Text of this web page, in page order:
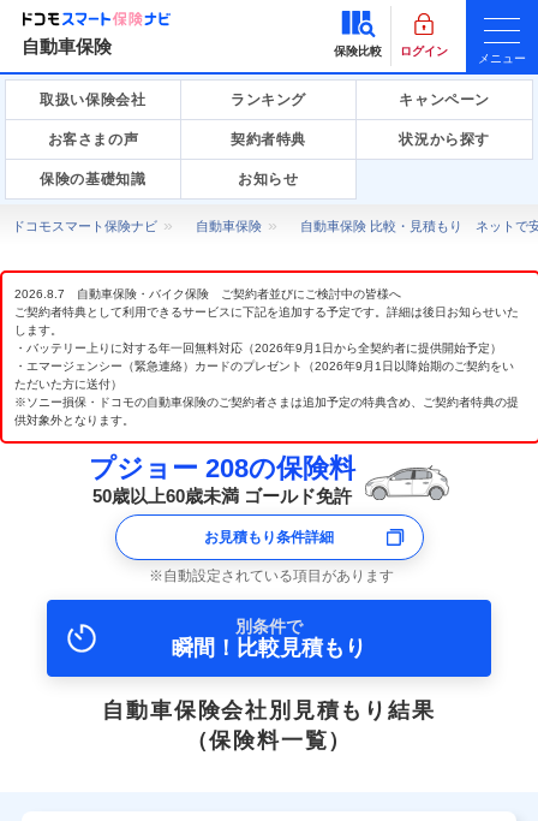
自動車保険 保険比較 ログイン
メニュー
取扱い保険会社 ランキング キャンペーン
お客さまの声 契約者特典 状況から探す
保険の基礎知識 お知らせ
ドコモスマート保険ナビ 自動車保険 自動車保険 比較・見積もり ネットで
2026.8.7 自動車保険・バイク保険 ご契約者並びにご検討中の皆様へ
ご契約者特典として利用できるサービスに下記を追加する予定です。詳細は後日お知らせいた
します。
・バッテリー上りに対する年一回無料対応（2026年9月1日から全契約者に提供開始予定）
・エマージェンシー（緊急連絡）カードのプレゼント（2026年9月1日以降始期のご契約をい
ただいた方に送付）
※ソニー損保・ドコモの自動車保険のご契約者さまは追加予定の特典含め、ご契約者特典の提
供対象外となります。
プジョー 208の保険料
50歳以上60歳未満 ゴールド免許
お見積もり条件詳細
自動設定されている項目があります
別条件で
瞬間！比較見積もり
自動車保険会社別見積もり結果
（保険料一覧）